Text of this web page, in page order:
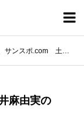

土井麻由実のSMILE TIGERSに掲載！
麻由実の